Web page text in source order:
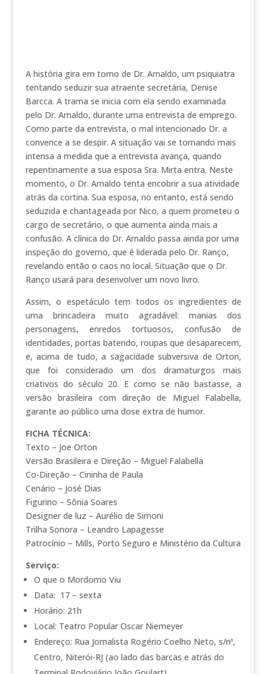
A história gira em torno de Dr. Arnaldo, um psiquiatra
tentando seduzir sua atraente secretária, Denise
Barcca. A trama se inicia com ela sendo examinada
pelo Dr. Arnaldo, durante uma entrevista de emprego.
Como parte da entrevista, o mal intencionado Dr. a
convence a se despir. A situação vai se tornando mais
intensa a medida que a entrevista avança, quando
repentinamente a sua esposa Sra. Mirta entra. Neste
momento, o Dr. Arnaldo tenta encobrir a sua atividade
atrás da cortina. Sua esposa, no entanto, está sendo
seduzida e chantageada por Nico, a quem prometeu o
cargo de secretário, o que aumenta ainda mais a
confusão. A clínica do Dr. Arnaldo passa ainda por uma
inspeção do governo, que é liderada pelo Dr. Ranço,
revelando então o caos no local. Situação que o Dr.
Ranço usará para desenvolver um novo livro.
Assim, o espetáculo tem todos os ingredientes de
uma brincadeira muito agradável: manias dos
personagens, enredos tortuosos, confusão de
identidades, portas batendo, roupas que desaparecem,
e, acima de tudo, a sagacidade subversiva de Orton,
que foi considerado um dos dramaturgos mais
criativos do século 20. E como se não bastasse, a
versão brasileira com direção de Miguel Falabella,
garante ao público uma dose extra de humor.
FICHA TÉCNICA:
Texto – Joe Orton
Versão Brasileira e Direção – Miguel Falabella
Co-Direção – Cininha de Paula
Cenário – José Dias
Figurino – Sônia Soares
Designer de luz – Aurélio de Simoni
Trilha Sonora – Leandro Lapagesse
Patrocínio – Mills, Porto Seguro e Ministério da Cultura
Serviço:
O que o Mordomo Viu
Data: 17 – sexta
Horário: 21h
Local: Teatro Popular Oscar Niemeyer
Endereço: Rua Jornalista Rogério Coelho Neto, s/nº,
Centro, Niterói-RJ (ao lado das barcas e atrás do